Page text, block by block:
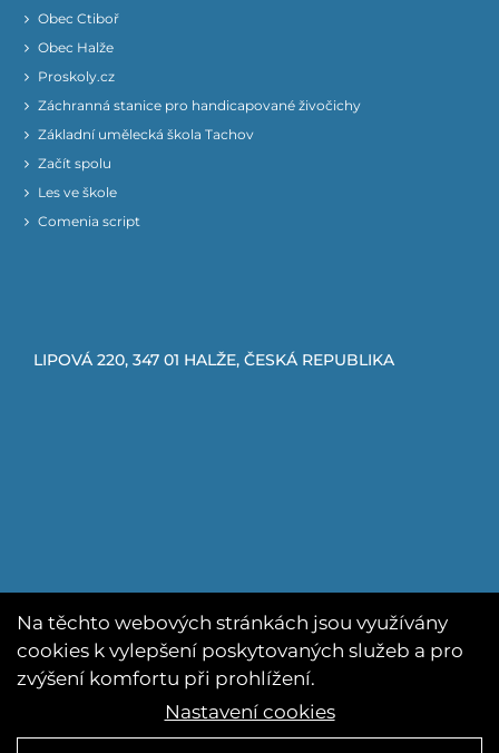
Obec Ctiboř
Obec Halže
Proskoly.cz
Záchranná stanice pro handicapované živočichy
Základní umělecká škola Tachov
Začít spolu
Les ve škole
Comenia script
LIPOVÁ 220, 347 01 HALŽE, ČESKÁ REPUBLIKA
Na těchto webových stránkách jsou využívány
cookies k vylepšení poskytovaných služeb a pro
zvýšení komfortu při prohlížení.
Nastavení cookies